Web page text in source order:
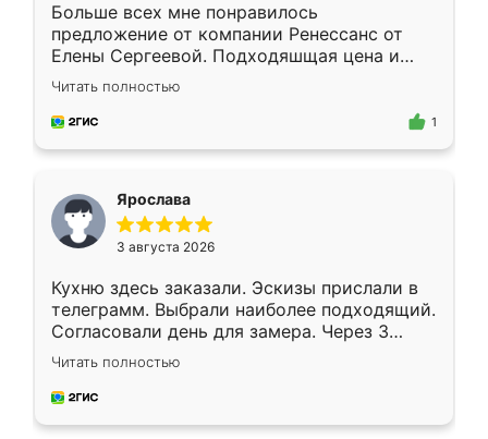
Больше всех мне понравилось
предложение от компании Ренессанс от
Елены Сергеевой. Подходяшщая цена и
короткие сроки изготовления. Приехавший
для замера сотрудник Владислав
предложил по моему эскизу самый
Читать полностью
1
Ярослава
3 августа 2026
Кухню здесь заказали. Эскизы прислали в
телеграмм. Выбрали наиболее подходящий.
Согласовали день для замера. Через 3
недели кухня была уже готова. Остались
довольны работой. Спасибо Ренессанс
мебель за качественную работу!
Читать полностью